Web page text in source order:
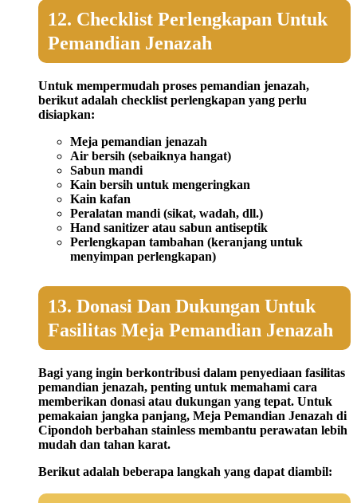
12. Checklist Perlengkapan Untuk
Pemandian Jenazah
Untuk mempermudah proses pemandian jenazah,
berikut adalah checklist perlengkapan yang perlu
disiapkan:
Meja pemandian jenazah
Air bersih (sebaiknya hangat)
Sabun mandi
Kain bersih untuk mengeringkan
Kain kafan
Peralatan mandi (sikat, wadah, dll.)
Hand sanitizer atau sabun antiseptik
Perlengkapan tambahan (keranjang untuk
menyimpan perlengkapan)
13. Donasi Dan Dukungan Untuk
Fasilitas Meja Pemandian Jenazah
Bagi yang ingin berkontribusi dalam penyediaan fasilitas
pemandian jenazah, penting untuk memahami cara
memberikan donasi atau dukungan yang tepat. Untuk
pemakaian jangka panjang, Meja Pemandian Jenazah di
Cipondoh berbahan stainless membantu perawatan lebih
mudah dan tahan karat.
Berikut adalah beberapa langkah yang dapat diambil: